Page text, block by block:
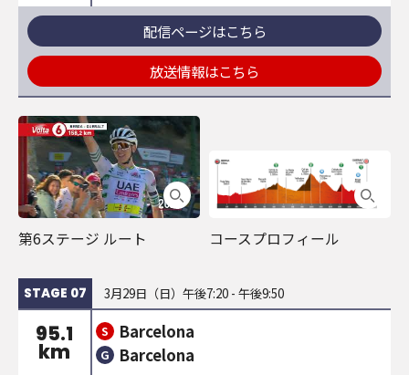
配信ページはこちら
放送情報はこちら
第6ステージ ルート コースプロフィール
STAGE 07 3月29日（日）午後7:20 - 午後9:50
95.1
km
S Barcelona
G Barcelona